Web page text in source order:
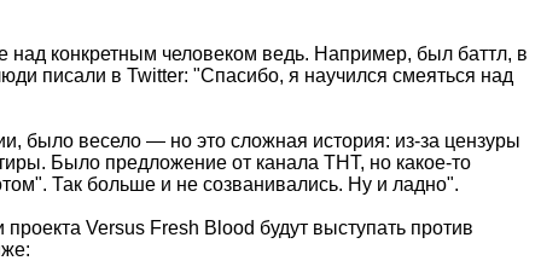
конкретным человеком ведь. Например, был баттл, в
писали в Twitter: "Спасибо, я научился смеяться над
было весело — но это сложная история: из-за цензуры
Было предложение от канала ТНТ, но какое-то
Так больше и не созванивались. Ну и ладно".
Versus Fresh Blood будут выступать против